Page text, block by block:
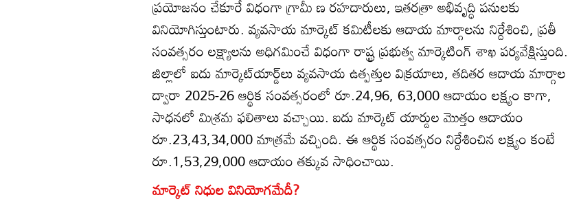
ప్రయోజనం చేకూరే విధంగా గ్రామీ ణ రహదారులు, ఇతరత్రా అభివృద్ధి పనులకు
వినియోగిస్తుంటారు. వ్యవసాయ మార్కెట్‌ కమిటీలకు ఆదాయ మార్గాలను నిర్దేశించి, ప్రతీ
సంవత్సరం లక్ష్యాలను అధిగమించే విధంగా రాష్ట్ర ప్రభుత్వ మార్కెటింగ్‌ శాఖ పర్యవేక్షిస్తుంది.
జిల్లాలో ఐదు మార్కెట్‌యార్డ్‌లు వ్యవసాయ ఉత్పత్తుల విక్రయాలు, తదితర ఆదాయ మార్గాల
ద్వారా 2025-26 ఆర్థిక సంవత్సరంలో రూ.24,96, 63,000 ఆదాయం లక్ష్యం కాగా,
సాధనలో మిశ్రమ ఫలితాలు వచ్చాయి. ఐదు మార్కెట్‌ యార్డుల మొత్తం ఆదాయం
రూ.23,43,34,000 మాత్రమే వచ్చింది. ఈ ఆర్థిక సంవత్సరం నిర్దేశించిన లక్ష్యం కంటే
రూ.1,53,29,000 ఆదాయం తక్కువ సాధించాయి.
మార్కెట్‌ నిధుల వినియోగమేదీ?